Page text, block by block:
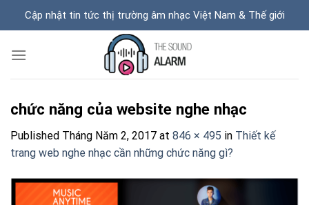
Cập nhật tin tức thị trường âm nhạc Việt Nam & Thế giới
chức năng của website nghe nhạc
Published Tháng Năm 2, 2017 at 846 × 495 in Thiết kế
trang web nghe nhạc cần những chức năng gì?